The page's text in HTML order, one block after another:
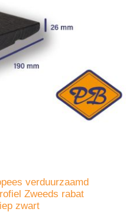
verduurzaamd
Zweeds rabat
zwart